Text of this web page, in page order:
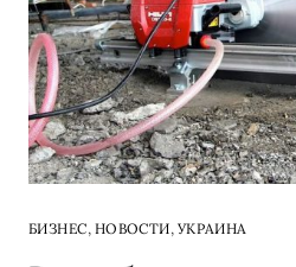
БИЗНЕС, НОВОСТИ, УКРАИНА